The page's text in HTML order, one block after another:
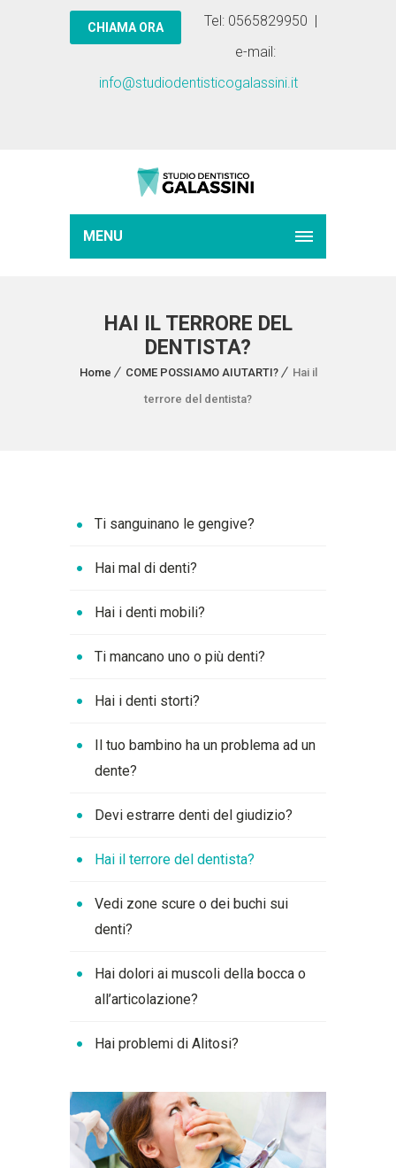
Tel: 0565829950 |
e-mail:
info@studiodentisticogalassini.it
MENU
HAI IL TERRORE DEL
DENTISTA?
Home COME POSSIAMO AIUTARTI?
Hai il
terrore del dentista?
Ti sanguinano le gengive?
Hai mal di denti?
Hai i denti mobili?
Ti mancano uno o più denti?
Hai i denti storti?
Il tuo bambino ha un problema ad un
dente?
Devi estrarre denti del giudizio?
Hai il terrore del dentista?
Vedi zone scure o dei buchi sui
denti?
Hai dolori ai muscoli della bocca o
all’articolazione?
Hai problemi di Alitosi?